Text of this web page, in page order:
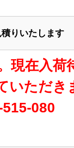
りいたします
現在入荷
いただき
080